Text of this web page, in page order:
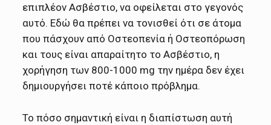
επιπλέον Ασβέστιο, να οφείλεται στο γεγονός
αυτό. Εδώ θα πρέπει να τονισθεί ότι σε άτομα
που πάσχουν από Οστεοπενία ή Οστεοπόρωση
και τους είναι απαραίτητο το Ασβέστιο, η
χορήγηση των 800-1000 mg την ημέρα δεν έχει
δημιουργήσει ποτέ κάποιο πρόβλημα.
Το πόσο σημαντική είναι η διαπίστωση αυτή